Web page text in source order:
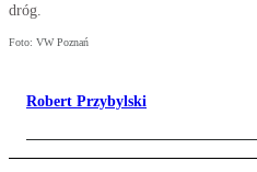
dróg.
Foto: VW Poznań
Robert Przybylski